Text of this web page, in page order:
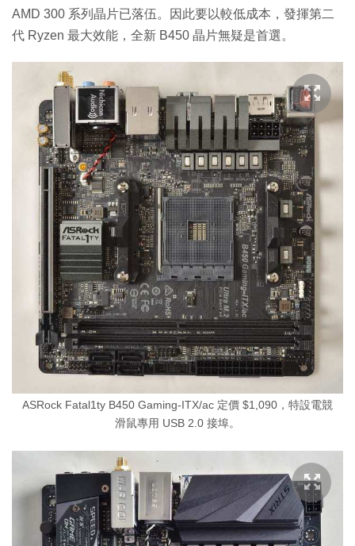
AMD 300 系列晶片已落伍。因此要以較低成本，發揮第二
代 Ryzen 最大效能，全新 B450 晶片無疑是首選。
ASRock Fatal1ty B450 Gaming-ITX/ac 定價 $1,090，特設電競
滑鼠專用 USB 2.0 接埠。